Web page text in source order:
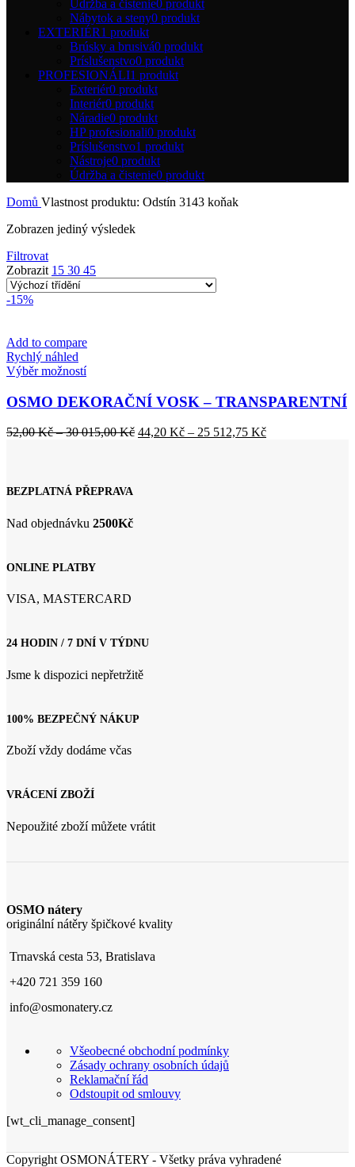
Údržba a čistenie0 produkt
Nábytok a steny0 produkt
EXTERIÉR1 produkt
Brúsky a brusivá0 produkt
Príslušenstvo0 produkt
PROFESIONÁLI1 produkt
Exteriér0 produkt
Interiér0 produkt
Náradie0 produkt
HP profesionali0 produkt
Príslušenstvo1 produkt
Nástroje0 produkt
Údržba a čistenie0 produkt
Domů Vlastnost produktu: Odstín 3143 koňak
Zobrazen jediný výsledek
Filtrovat
Zobrazit 15 30 45
-15%
Add to compare
Rychlý náhled
Výběr možnostíTento
má
více
variant.
Možnosti
na
stránce
OSMO DEKORAČNÍ VOSK – TRANSPARENTNÍ
52,00Kč – 30 015,00KčRozpětí
44,20 Kč – 25 512,75 KčRozpětí
BEZPLATNÁ PŘEPRAVA
Nad objednávku 2500Kč
ONLINE PLATBY
VISA, MASTERCARD
24 HODIN / 7 DNÍ V TÝDNU
Jsme k dispozici nepřetržitě
100% BEZPEČNÝ NÁKUP
Zboží vždy dodáme včas
VRÁCENÍ ZBOŽÍ
Nepoužité zboží můžete vrátit
OSMO nátery
originální nátěry špičkové kvality
Trnavská cesta 53, Bratislava
+420 721 359 160
info@osmonatery.cz
Všeobecné obchodní podmínky
Zásady ochrany osobních údajů
Reklamační řád
Odstoupit od smlouvy
[wt_cli_manage_consent]
Copyright OSMONÁTERY - Všetky práva vyhradené